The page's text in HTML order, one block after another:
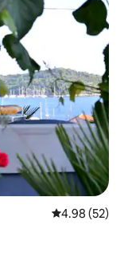
レビュー52
4.98 (52)